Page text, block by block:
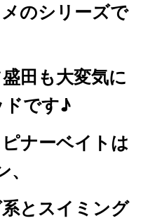
のシリーズで
田も大変気に
ドです♪
ナーベイトは
、
とスイミング